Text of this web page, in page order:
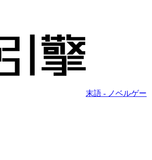
末語 - ノベルゲー